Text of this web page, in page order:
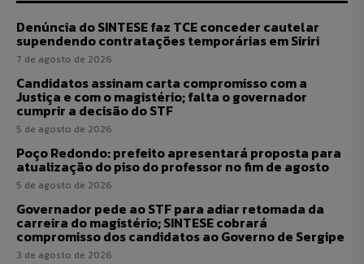
Denúncia do SINTESE faz TCE conceder cautelar
supendendo contratações temporárias em Siriri
7 de agosto de 2026
Candidatos assinam carta compromisso com a
Justiça e com o magistério; falta o governador
cumprir a decisão do STF
5 de agosto de 2026
Poço Redondo: prefeito apresentará proposta para
atualização do piso do professor no fim de agosto
5 de agosto de 2026
Governador pede ao STF para adiar retomada da
carreira do magistério; SINTESE cobrará
compromisso dos candidatos ao Governo de Sergipe
3 de agosto de 2026